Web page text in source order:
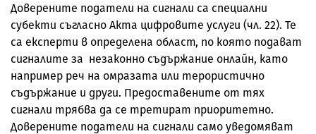
Доверените податели на сигнали са специални
субекти съгласно Акта цифровите услуги (чл. 22). Те
са експерти в определена област, по която подават
сигналите за незаконно съдържание онлайн, като
например реч на омразата или терористично
съдържание и други. Предоставените от тях
сигнали трябва да се третират приоритетно.
Доверените податели на сигнали само уведомяват